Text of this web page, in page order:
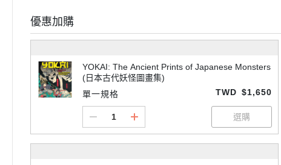
優惠加購
YOKAI: The Ancient Prints of Japanese Monsters
(日本古代妖怪圖畫集)
單一規格
TWD $1,650